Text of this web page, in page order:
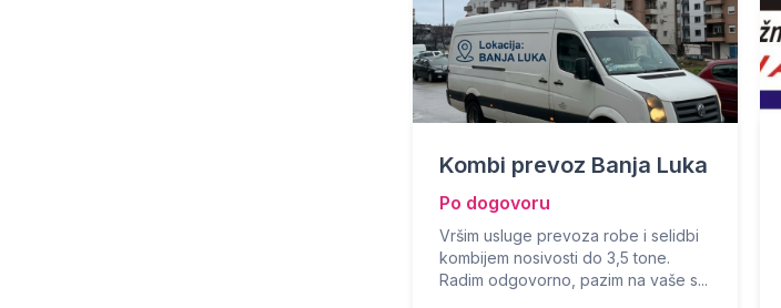
Kombi prevoz Banja Luka
Po dogovoru
Vršim usluge prevoza robe i selidbi
kombijem nosivosti do 3,5 tone.
Radim odgovorno, pazim na vaše s...